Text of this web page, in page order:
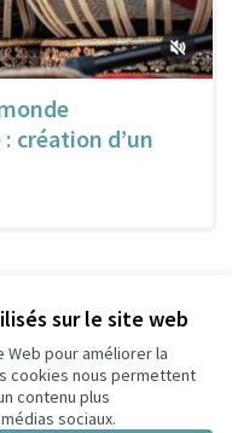
sur le site web
pour améliorer la
cookies nous permettent
contenu plus
sociaux.
création d’un
YouTube